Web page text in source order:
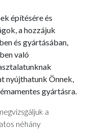
építésére és
a hozzájuk
és gyártásában,
való
nyújthatunk Önnek,
gyártásra.
a
néhány